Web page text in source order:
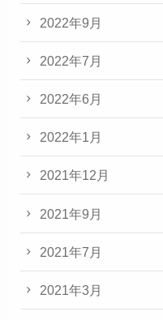
2022年9月
2022年7月
2022年6月
2022年1月
2021年12月
2021年9月
2021年7月
2021年3月